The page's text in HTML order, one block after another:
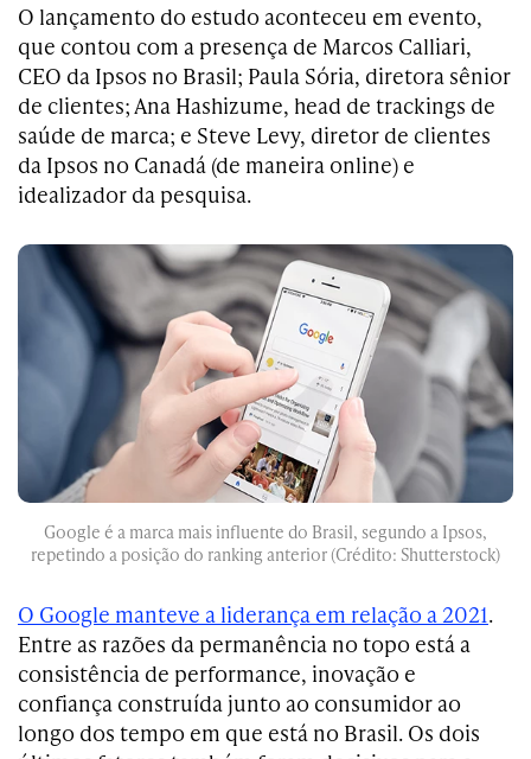
O lançamento do estudo aconteceu em evento,
que contou com a presença de Marcos Calliari,
CEO da Ipsos no Brasil; Paula Sória, diretora sênior
de clientes; Ana Hashizume, head de trackings de
saúde de marca; e Steve Levy, diretor de clientes
da Ipsos no Canadá (de maneira online) e
idealizador da pesquisa.
Google é a marca mais influente do Brasil, segundo a Ipsos,
repetindo a posição do ranking anterior (Crédito: Shutterstock)
O Google manteve a liderança em relação a 2021.
Entre as razões da permanência no topo está a
consistência de performance, inovação e
confiança construída junto ao consumidor ao
longo dos tempo em que está no Brasil. Os dois